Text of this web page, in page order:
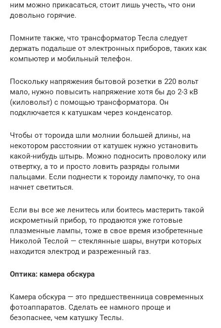
ним можно прикасаться, стоит лишь учесть, что они
довольно горячие.
Помните также, что трансформатор Тесла следует
держать подальше от электронных приборов, таких как
компьютер и мобильный телефон.
Поскольку напряжения бытовой розетки в 220 вольт
мало, нужно повысить напряжение хотя бы до 2-3 кВ
(киловольт) с помощью трансформатора. Он
подключается к катушкам через конденсатор.
Чтобы от тороида шли молнии большей длины, на
некотором расстоянии от катушек нужно установить
какой-нибудь штырь. Можно подносить проволоку или
отвертку, а то и просто ловить разряды голыми
пальцами. Если поднести к тороиду лампочку, то она
начнет светиться.
Если вы все же ленитесь или боитесь мастерить такой
искрометный прибор, то продаются уже готовые
плазменные лампы, тоже в свое время изобретенные
Николой Теслой — стеклянные шары, внутри которых
находится электрод и разреженный газ.
Оптика: камера обскура
Камера обскура — это предшественница современных
фотоаппаратов. Сделать ее намного проще и
безопаснее, чем катушку Теслы.